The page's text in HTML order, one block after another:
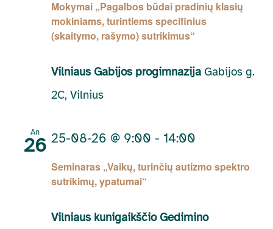
Mokymai „Pagalbos būdai pradinių klasių
mokiniams, turintiems specifinius
(skaitymo, rašymo) sutrikimus“
Vilniaus Gabijos progimnazija Gabijos g.
2C, Vilnius
An
26
Seminaras „Vaikų, turinčių autizmo spektro
sutrikimų, ypatumai“
25-08-26 @ 9:00 - 14:00
Vilniaus kunigaikščio Gedimino